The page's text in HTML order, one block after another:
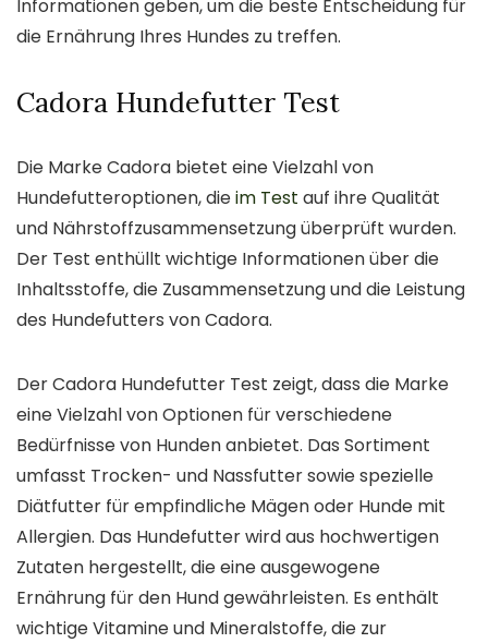
Informationen geben, um die beste Entscheidung für
die Ernährung Ihres Hundes zu treffen.
Cadora Hundefutter Test
Die Marke Cadora bietet eine Vielzahl von
Hundefutteroptionen, dieim Test auf ihre Qualität
und Nährstoffzusammensetzung überprüft wurden.
Der Test enthüllt wichtige Informationen über die
Inhaltsstoffe, die Zusammensetzung und die Leistung
des Hundefutters von Cadora.
Der Cadora Hundefutter Test zeigt, dass die Marke
eine Vielzahl von Optionen für verschiedene
Bedürfnisse von Hunden anbietet. Das Sortiment
umfasst Trocken- und Nassfutter sowie spezielle
Diätfutter für empfindliche Mägen oder Hunde mit
Allergien. Das Hundefutter wird aus hochwertigen
Zutaten hergestellt, die eine ausgewogene
Ernährung für den Hund gewährleisten. Es enthält
wichtige Vitamine und Mineralstoffe, die zur